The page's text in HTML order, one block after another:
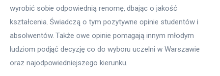
wyrobić sobie odpowiednią renomę, dbając o jakość
kształcenia. Świadczą o tym pozytywne opinie studentów i
absolwentów. Także owe opinie pomagają innym młodym
ludziom podjąć decyzję co do wyboru uczelni w Warszawie
oraz najodpowiedniejszego kierunku.